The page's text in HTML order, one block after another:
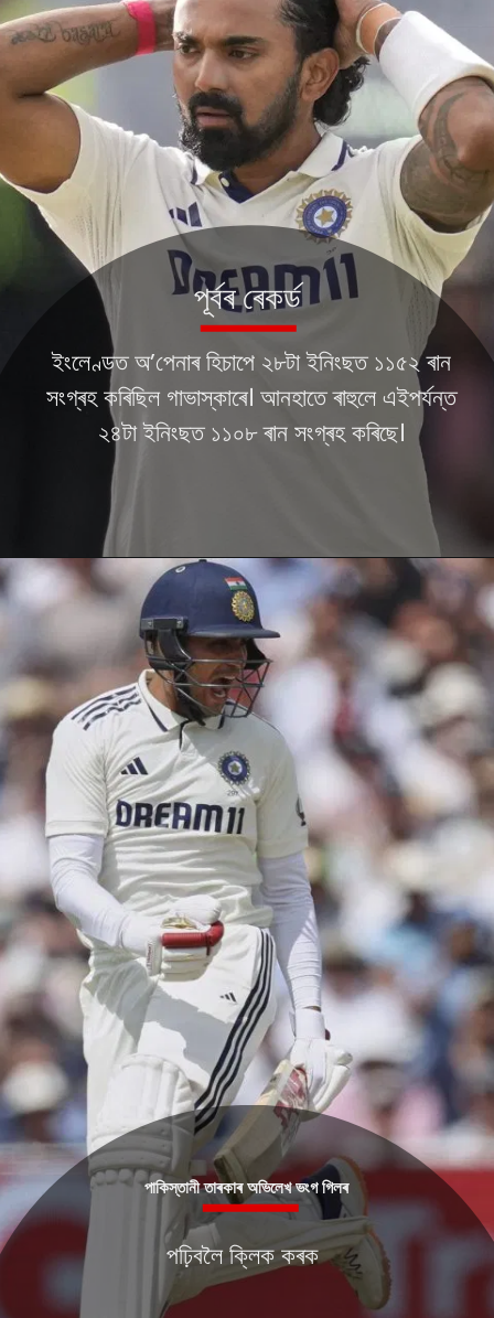
ইংলেণ্ডত অ’পেনাৰ হিচাপে ২৮টা ইনিংছত ১১৫২ ৰান
সংগ্ৰহ কৰিছিল গাভাস্কাৰে। আনহাতে ৰাহুলে এইপৰ্যন্ত
২৪টা ইনিংছত ১১০৮ ৰান সংগ্ৰহ কৰিছে।
পূৰ্বৰ ৰেকৰ্ড
পঢ়িবলৈ ক্লিক কৰক
পাকিস্তানী তাৰকাৰ অভিলেখ ভংগ গিলৰ